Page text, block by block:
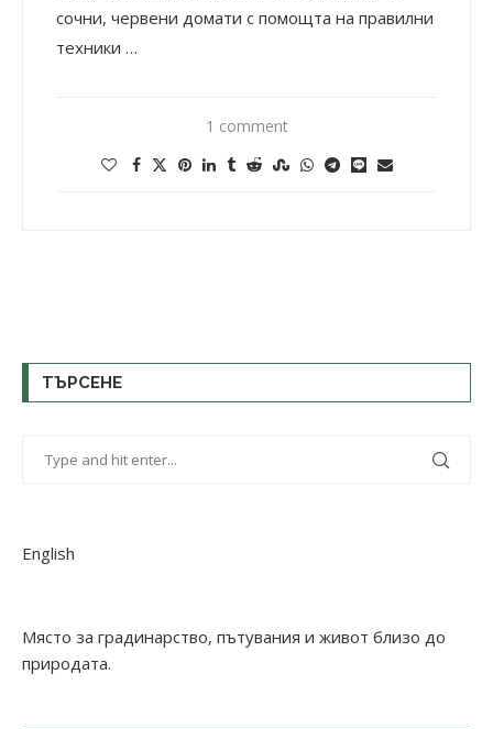
сочни, червени домати с помощта на правилни
техники …
1 comment
ТЪРСЕНЕ
English
Място за градинарство, пътувания и живот близо до
природата.